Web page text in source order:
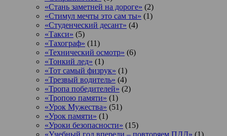
«Стань заметней на дороге» (2)
«Стимул мечты это сам ты» (1)
«Студенческий десант» (4)
«Такси» (5)
«Тахограф» (11)
«Технический осмотр» (6)
«Тонкий лед» (1)
«Тот самый физрук» (1)
«Трезвый водитель» (4)
«Тропа победителей» (2)
«Тропою памяти» (1)
«Урок Мужества» (51)
«Урок памяти» (1)
«Уроки безопасности» (15)
«Учебный год впереди – повторяем ПДД» (1)